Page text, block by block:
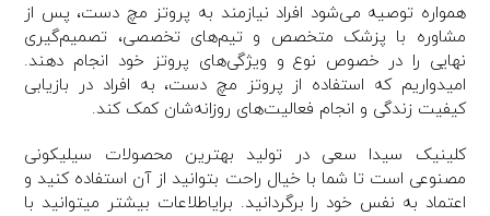
همواره توصیه می‌شود افراد نیازمند به پروتز مچ دست، پس از
مشاوره با پزشک متخصص و تیم‌های تخصصی، تصمیم‌گیری
نهایی را در خصوص نوع و ویژگی‌های پروتز خود انجام دهند.
امیدواریم که استفاده از پروتز مچ دست، به افراد در بازیابی
کیفیت زندگی و انجام فعالیت‌های روزانه‌شان کمک کند.
کلینیک سیدا سعی در تولید بهترین محصولات سیلیکونی
مصنوعی است تا شما با خیال راحت بتوانید از آن استفاده کنید و
اعتماد به نفس خود را برگردانید. برایاطلاعات بیشتر میتوانید با